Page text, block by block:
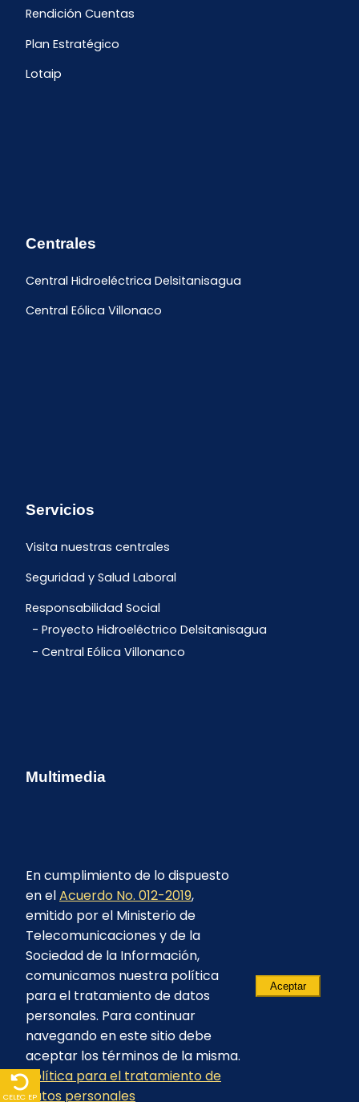
Rendición Cuentas
Plan Estratégico
Lotaip
Centrales
Central Hidroeléctrica Delsitanisagua
Central Eólica Villonaco
Servicios
Visita nuestras centrales
Seguridad y Salud Laboral
Responsabilidad Social
Proyecto Hidroeléctrico Delsitanisagua
Central Eólica Villonanco
Multimedia
© 2023 - CELEC EP - Todos los derechos
reservados
En cumplimiento de lo dispuesto
en elAcuerdo No. 012-2019,
emitido por el Ministerio de
Telecomunicaciones y de la
Sociedad de la Información,
comunicamos nuestra política
para el tratamiento de datos
personales. Para continuar
navegando en este sitio debe
aceptar los términos de la misma.
Política para el tratamiento de
datos personales
Aceptar
CELEC EP